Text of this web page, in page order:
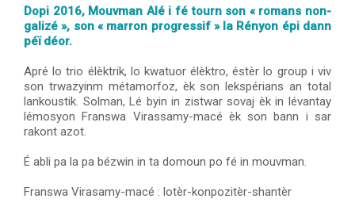
Dopi 2016, Mouvman Alé i fé tourn son « romans non-
galizé », son « marron progressif » la Rényon épi dann
péï déor.
Apré lo trio élèktrik, lo kwatuor élèktro, éstèr lo group i viv
son trwazyinm métamorfoz, èk son lekspérians an total
lankoustik. Solman, Lé byin in zistwar sovaj èk in lévantay
lémosyon Franswa Virassamy-macé èk son bann i sar
rakont azot.
É abli pa la pa bézwin in ta domoun po fé in mouvman.
Franswa Virasamy-macé : lotèr-konpozitèr-shantèr